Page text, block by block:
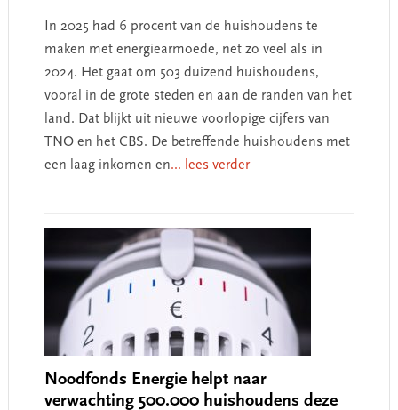
In 2025 had 6 procent van de huishoudens te
maken met energiearmoede, net zo veel als in
2024. Het gaat om 503 duizend huishoudens,
vooral in de grote steden en aan de randen van het
land. Dat blijkt uit nieuwe voorlopige cijfers van
TNO en het CBS. De betreffende huishoudens met
een laag inkomen en... lees verder
Noodfonds Energie helpt naar
verwachting 500.000 huishoudens deze